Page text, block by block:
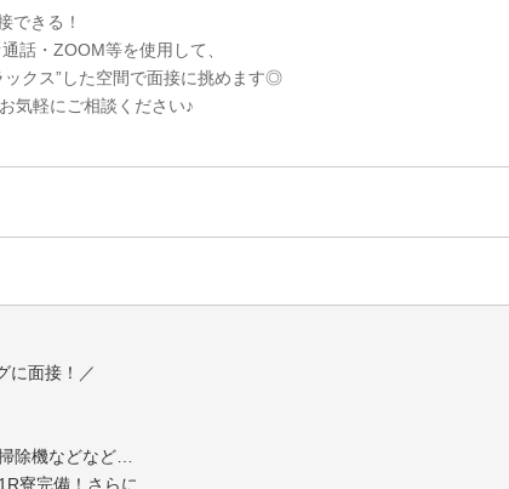
できる！
話・ZOOM等を使用して、
ックス”した空間で面接に挑めます◎
気軽にご相談ください♪
に面接！／
除機などなど…
寮完備！さらに…